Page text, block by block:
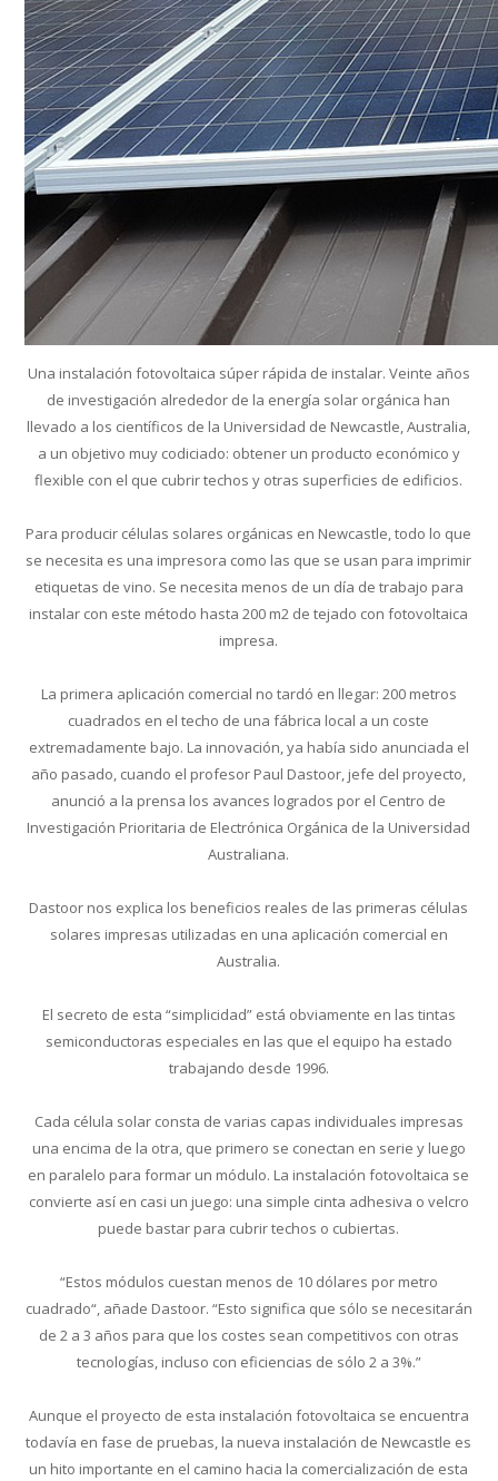
Una instalación fotovoltaica súper rápida de instalar. Veinte años
de investigación alrededor de la energía solar orgánica han
llevado a los científicos de la Universidad de Newcastle, Australia,
a un objetivo muy codiciado: obtener un producto económico y
flexible con el que cubrir techos y otras superficies de edificios.
Para producir células solares orgánicas en Newcastle, todo lo que
se necesita es una impresora como las que se usan para imprimir
etiquetas de vino. Se necesita menos de un día de trabajo para
instalar con este método hasta 200 m2 de tejado con fotovoltaica
impresa.
La primera aplicación comercial no tardó en llegar: 200 metros
cuadrados en el techo de una fábrica local a un coste
extremadamente bajo. La innovación, ya había sido anunciada el
año pasado, cuando el profesor Paul Dastoor, jefe del proyecto,
anunció a la prensa los avances logrados por el Centro de
Investigación Prioritaria de Electrónica Orgánica de la Universidad
Australiana.
Dastoor nos explica los beneficios reales de las primeras células
solares impresas utilizadas en una aplicación comercial en
Australia.
El secreto de esta “simplicidad” está obviamente en las tintas
semiconductoras especiales en las que el equipo ha estado
trabajando desde 1996.
Cada célula solar consta de varias capas individuales impresas
una encima de la otra, que primero se conectan en serie y luego
en paralelo para formar un módulo. La instalación fotovoltaica se
convierte así en casi un juego: una simple cinta adhesiva o velcro
puede bastar para cubrir techos o cubiertas.
“Estos módulos cuestan menos de 10 dólares por metro
cuadrado“, añade Dastoor. “Esto significa que sólo se necesitarán
de 2 a 3 años para que los costes sean competitivos con otras
tecnologías, incluso con eficiencias de sólo 2 a 3%.”
Aunque el proyecto de esta instalación fotovoltaica se encuentra
todavía en fase de pruebas, la nueva instalación de Newcastle es
un hito importante en el camino hacia la comercialización de esta